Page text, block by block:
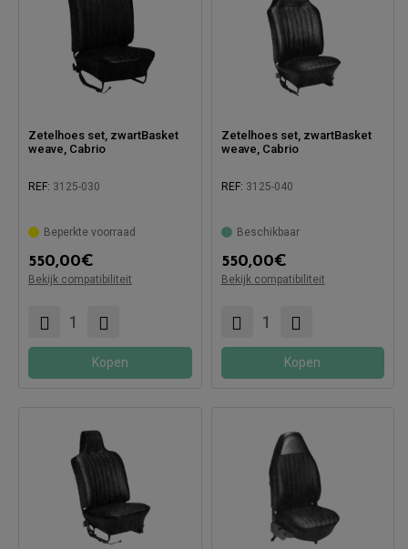
Zetelhoes set, zwartBasket
weave, Cabrio
REF: 3125-030
Beperkte voorraad
550,00€
Bekijk compatibiliteit
Compatibel met:
Kopen
Zetelhoes set, zwartBasket
weave, Cabrio
REF: 3125-040
Beschikbaar
550,00€
Bekijk compatibiliteit
Compatibel met:
Kopen